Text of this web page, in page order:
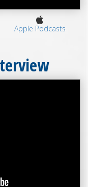
Apple Podcasts